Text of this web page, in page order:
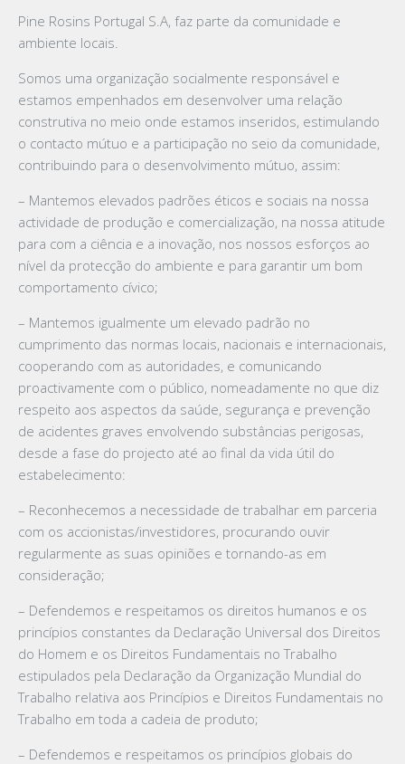
Pine Rosins Portugal S.A, faz parte da comunidade e
ambiente locais.
Somos uma organização socialmente responsável e
estamos empenhados em desenvolver uma relação
construtiva no meio onde estamos inseridos, estimulando
o contacto mútuo e a participação no seio da comunidade,
contribuindo para o desenvolvimento mútuo, assim:
– Mantemos elevados padrões éticos e sociais na nossa
actividade de produção e comercialização, na nossa atitude
para com a ciência e a inovação, nos nossos esforços ao
nível da protecção do ambiente e para garantir um bom
comportamento cívico;
– Mantemos igualmente um elevado padrão no
cumprimento das normas locais, nacionais e internacionais,
cooperando com as autoridades, e comunicando
proactivamente com o público, nomeadamente no que diz
respeito aos aspectos da saúde, segurança e prevenção
de acidentes graves envolvendo substâncias perigosas,
desde a fase do projecto até ao final da vida útil do
estabelecimento:
– Reconhecemos a necessidade de trabalhar em parceria
com os accionistas/investidores, procurando ouvir
regularmente as suas opiniões e tornando-as em
consideração;
– Defendemos e respeitamos os direitos humanos e os
princípios constantes da Declaração Universal dos Direitos
do Homem e os Direitos Fundamentais no Trabalho
estipulados pela Declaração da Organização Mundial do
Trabalho relativa aos Princípios e Direitos Fundamentais no
Trabalho em toda a cadeia de produto;
– Defendemos e respeitamos os princípios globais do